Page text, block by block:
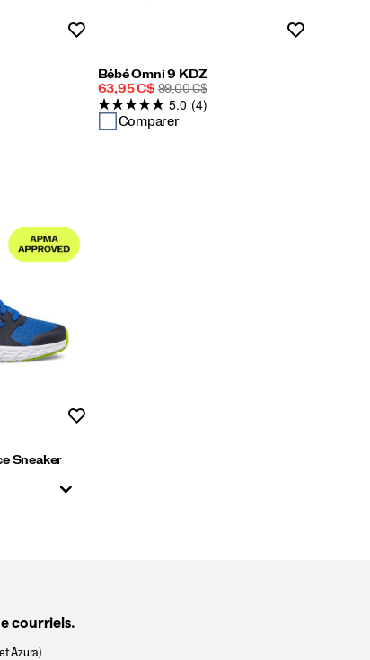
Bébé Omni 9 KDZ
Prix
soldé
63,95 C$ PRIX
DE
DÉPART
99,00 C$
5.0 (4)
Comparer
Sneaker
courriels.
Azura).